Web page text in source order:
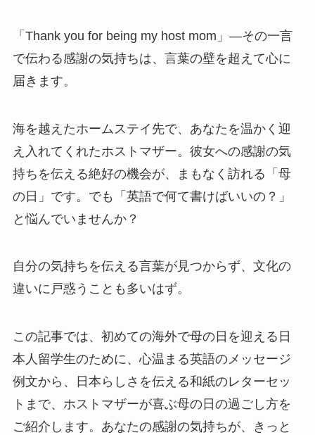
「Thank you for being my host mom」—その一言
で伝わる感謝の気持ちは、言葉の壁を超えて心に
届きます。
海を越えたホームステイ先で、あなたを温かく迎
え入れてくれたホストマザー。彼女への感謝の気
持ちを伝える絶好の機会が、まもなく訪れる「母
の日」です。でも「英語で何て書けばいいの？」
と悩んでいませんか？
自分の気持ちを伝える言葉が見つからず、文化の
違いに戸惑うことも多いはず。
この記事では、初めての海外で母の日を迎える日
本人留学生のために、心温まる英語のメッセージ
例文から、日本らしさを伝える和紙のレターセッ
トまで、ホストマザーが喜ぶ母の日の過ごし方を
ご紹介します。あなたの感謝の気持ちが、きっと